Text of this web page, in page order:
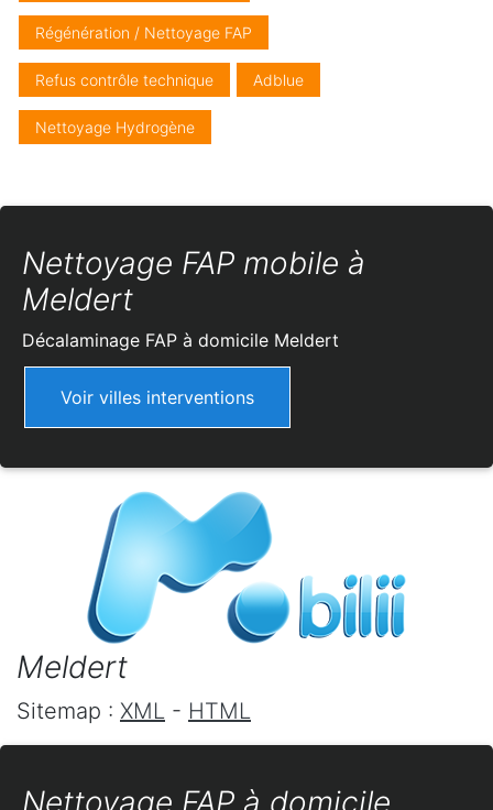
Régénération / Nettoyage FAP
Refus contrôle technique Adblue
Nettoyage Hydrogène
Nettoyage FAP mobile à
Meldert
Décalaminage FAP à domicile Meldert
Voir villes interventions
Meldert
Sitemap : XML - HTML